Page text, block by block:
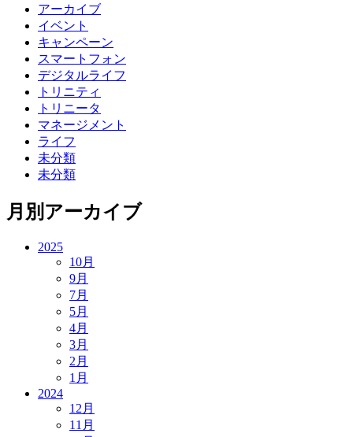
アーカイブ
イベント
キャンペーン
スマートフォン
デジタルライフ
トリニティ
トリニータ
マネージメント
ライフ
未分類
未分類
月別アーカイブ
2025
10月
9月
7月
5月
4月
3月
2月
1月
2024
12月
11月